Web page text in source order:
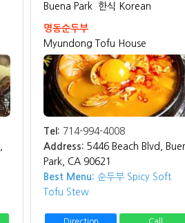
Buena Park 한식 Korean
명동순두부
Myundong Tofu House
Tel: 714-994-4008
Address: 5446 Beach Blvd,
Park, CA 90621
Best Menu: 순두부 Spicy Soft
Tofu Stew